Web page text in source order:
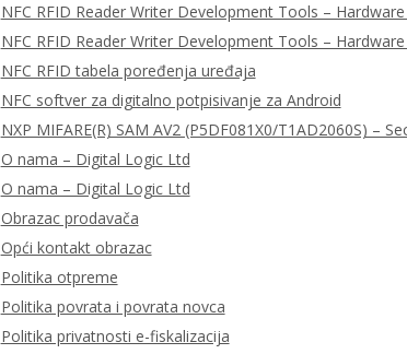
NFC RFID Reader Writer Development Tools –
NFC RFID Reader Writer Development Tools –
NFC RFID tabela poređenja uređaja
NFC softver za digitalno potpisivanje za Android
NXP MIFARE(R) SAM AV2 (P5DF081X0/T1AD2060S) –
O nama – Digital Logic Ltd
O nama – Digital Logic Ltd
Obrazac prodavača
Opći kontakt obrazac
Politika otpreme
Politika povrata i povrata novca
Politika privatnosti e-fiskalizacija